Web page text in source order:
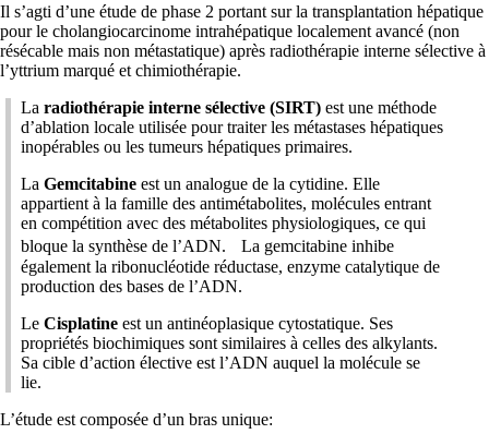
Il s’agti d’une étude de phase 2 portant sur la transplantation hépatique
pour le cholangiocarcinome intrahépatique localement avancé (non
résécable mais non métastatique) après radiothérapie interne sélective à
l’yttrium marqué et chimiothérapie.
Laradiothérapie interne sélective (SIRT) est une méthode
d’ablation locale utilisée pour traiter les métastases hépatiques
inopérables ou les tumeurs hépatiques primaires.
LaGemcitabine est un analogue de la cytidine. Elle
appartient à la famille des antimétabolites, molécules entrant
en compétition avec des métabolites physiologiques, ce qui
bloque la synthèse de l’ADN. La gemcitabine inhibe
également la ribonucléotide réductase, enzyme catalytique de
production des bases de l’ADN.
LeCisplatine est un antinéoplasique cytostatique. Ses
propriétés biochimiques sont similaires à celles des alkylants.
Sa cible d’action élective est l’ADN auquel la molécule se
lie.
L’étude est composée d’un bras unique: